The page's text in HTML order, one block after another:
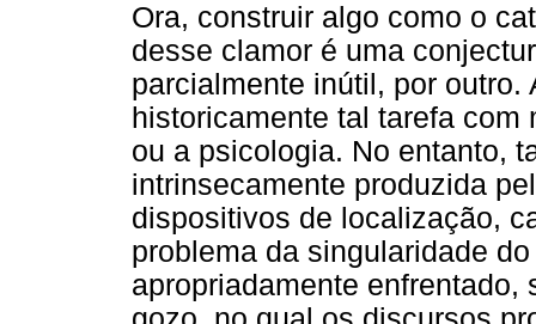
Ora, construir algo como o
desse clamor é uma
parcialmente inútil, por outro.
historicamente tal tarefa
ou a psicologia. No entanto,
intrinsecamente produzida
dispositivos de localização,
problema da singularidade
apropriadamente